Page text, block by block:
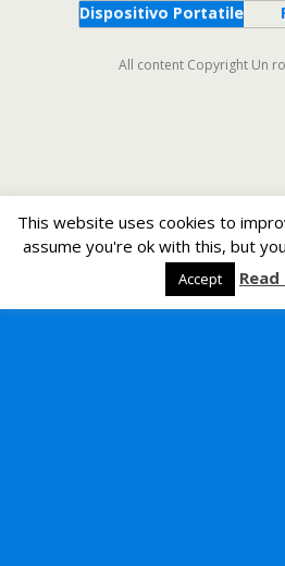
Dispositivo Portatile
All content Copyright Un
This website uses cookies to
assume you're ok with this, but
Accept